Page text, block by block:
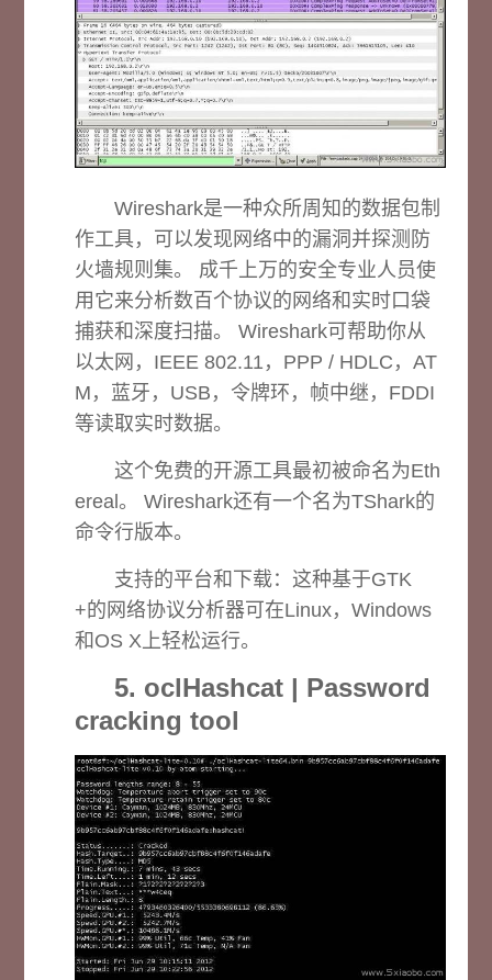
Wireshark是一种众所周知的数据包制
作工具，可以发现网络中的漏洞并探测防
火墙规则集。 成千上万的安全专业人员使
用它来分析数百个协议的网络和实时口袋
捕获和深度扫描。 Wireshark可帮助你从
以太网，IEEE 802.11，PPP / HDLC，AT
M，蓝牙，USB，令牌环，帧中继，FDDI
等读取实时数据。
这个免费的开源工具最初被命名为Eth
ereal。 Wireshark还有一个名为TShark的
命令行版本。
支持的平台和下载： 这种基于GTK
+的网络协议分析器可在Linux，Windows
和OS X上轻松运行。
5. oclHashcat | Password
cracking tool